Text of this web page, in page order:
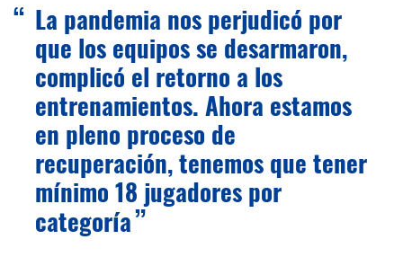
La pandemia nos perjudicó por
que los equipos se desarmaron,
complicó el retorno a los
entrenamientos. Ahora estamos
en pleno proceso de
recuperación, tenemos que tener
mínimo 18 jugadores por
categoría